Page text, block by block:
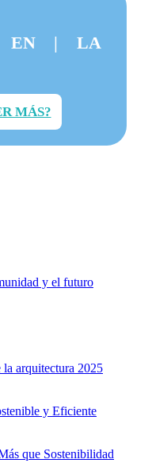
EN | LA
MÁS?
y el futuro
arquitectura 2025
y Eficiente
que Sostenibilidad